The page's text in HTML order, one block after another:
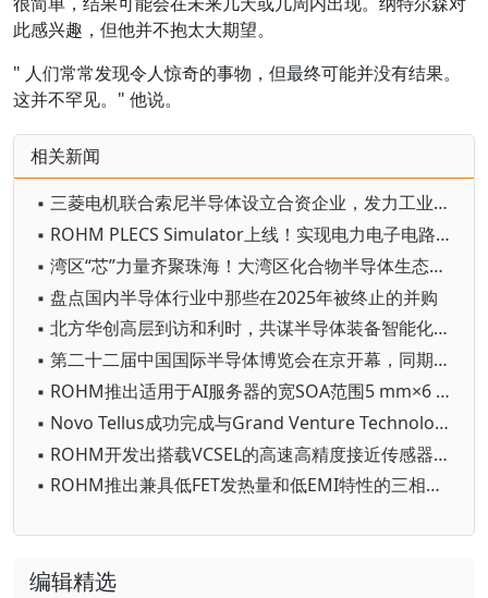
此感兴趣，但他并不抱太大期望。
" 人们常常发现令人惊奇的事物，但最终可能并没有结果。
这并不罕见。" 他说。
相关新闻
▪ 三菱电机联合索尼半导体设立合资企业，发力工业AI视觉传感器赛道
▪ ROHM PLECS Simulator上线！实现电力电子电路的快速验证
▪ 湾区“芯”力量齐聚珠海！大湾区化合物半导体生态应用大会暨半导体产业CEO大会召开
▪ 盘点国内半导体行业中那些在2025年被终止的并购
▪ 北方华创高层到访和利时，共谋半导体装备智能化发展新路径
▪ 第二十二届中国国际半导体博览会在京开幕，同期举办第七届全球IC企业家大会
▪ ROHM推出适用于AI服务器的宽SOA范围5 mm×6 mm小尺寸MOSFET
▪ Novo Tellus成功完成与Grand Venture Technology的变革性增长合作
▪ ROHM开发出搭载VCSEL的高速高精度接近传感器“RPR-0730”
▪ ROHM推出兼具低FET发热量和低EMI特性的三相无刷电机驱动器IC
编辑精选